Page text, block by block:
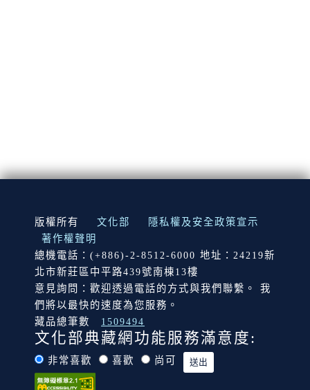
:::
版權所有 文化部
隱私權及安全政策宣示
著作權聲明
總機電話：(+886)-2-8512-6000 地址：24219新
北市新莊區中平路439號南棟13樓
意見詢問：歡迎透過電話的方式與我們聯繫。 我
們將以最快的速度為您服務。
藏品總筆數
1509494
文化部典藏網功能服務滿意度:
非常喜歡 喜歡 尚可